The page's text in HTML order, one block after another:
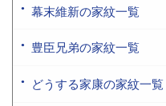
幕末維新の家紋一覧
豊臣兄弟の家紋一覧
どうする家康の家紋一覧